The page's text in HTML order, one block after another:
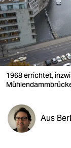
wahrheit
verlag
verlag
veranstaltungen
fragen & hilfe
unterstützen
1968 errichtet,
Aus